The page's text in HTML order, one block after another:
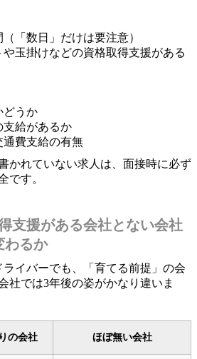
（「数日」だけは要注意）
や玉掛けなどの資格取得支援がある
どうか
支給があるか
通費支給の有無
かれていない求人は、面接時に必ず
です。
支援がある会社とない会社
わるか
ライバーでも、「育てる前提」の会
社では3年後の姿がかなり違いま
の会社 ほぼ無い会社